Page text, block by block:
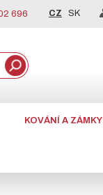
696 CZ SK
KOVÁNÍ A ZÁMKY